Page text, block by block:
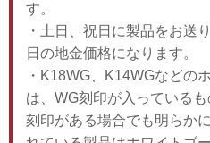
す。
・土日、祝日に製品をお送
日の地金価格になります。
・K18WG、K14WGなどの
は、WG刻印が入っている
刻印がある場合でも明らか